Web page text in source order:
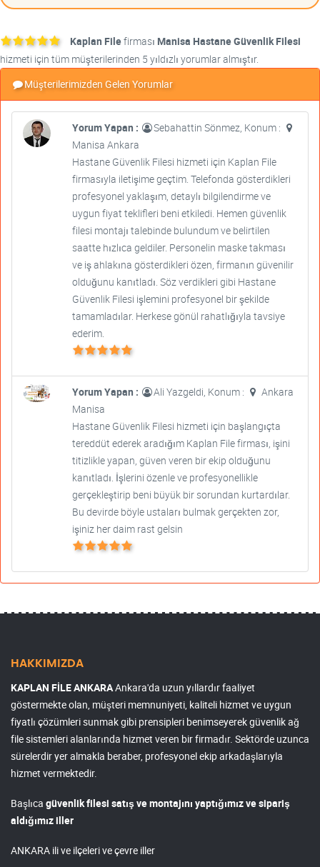
Kaplan Filefirması Manisa Hastane Güvenlik Filesi
hizmeti için tüm müşterilerinden 5 yıldızlı yorumlar almıştır.
Müşterilerimizden Gelen Yorumlar
Yorum Yapan :
Sebahattin Sönmez, Konum :
Manisa Ankara
Hastane Güvenlik Filesi hizmeti için Kaplan File
firmasıyla iletişime geçtim. Telefonda gösterdikleri
profesyonel yaklaşım, detaylı bilgilendirme ve
uygun fiyat teklifleri beni etkiledi. Hemen güvenlik
filesi montajı talebinde bulundum ve belirtilen
saatte hızlıca geldiler. Personelin maske takması
ve iş ahlakına gösterdikleri özen, firmanın güvenilir
olduğunu kanıtladı. Söz verdikleri gibi Hastane
Güvenlik Filesi işlemini profesyonel bir şekilde
tamamladılar. Herkese gönül rahatlığıyla tavsiye
ederim.
Yorum Yapan : Ali Yazgeldi, Konum :
Ankara
Manisa
Hastane Güvenlik Filesi hizmeti için başlangıçta
tereddüt ederek aradığım Kaplan File firması, işini
titizlikle yapan, güven veren bir ekip olduğunu
kanıtladı. İşlerini özenle ve profesyonellikle
gerçekleştirip beni büyük bir sorundan kurtardılar.
Bu devirde böyle ustaları bulmak gerçekten zor,
işiniz her daim rast gelsin
HAKKIMIZDA
KAPLAN FİLE ANKARAAnkara'da uzun yıllardır faaliyet
göstermekte olan, müşteri memnuniyeti, kaliteli hizmet ve uygun
fiyatlı çözümleri sunmak gibi prensipleri benimseyerek güvenlik ağ
file sistemleri alanlarında hizmet veren bir firmadır. Sektörde uzunca
sürelerdir yer almakla beraber, profesyonel ekip arkadaşlarıyla
hizmet vermektedir.
Başlıca güvenlik filesi satış ve montajını yaptığımız ve sipariş
aldığımız iller
ANKARA ili ve ilçeleri ve çevre iller